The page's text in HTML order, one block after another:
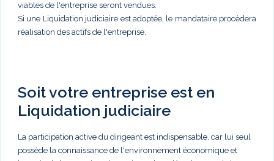
viables de l'entreprise seront vendues.
Si une Liquidation judiciaire est adoptée, le mandataire procèdera
réalisation des actifs de l'entreprise.
Soit votre entreprise est en
Liquidation judiciaire
La participation active du dirigeant est indispensable, car lui seul
possède la connaissance de l'environnement économique et